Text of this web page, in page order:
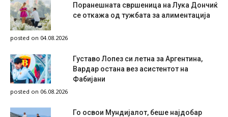
Поранешната свршеница на Лука Дончиќ
се откажа од тужбата за алиментација
posted on 04.08.2026
Густаво Лопез си летна за Аргентина,
Вардар остана вез асистентот на
Фабијани
posted on 06.08.2026
Го освои Мундијалот, беше најдобар